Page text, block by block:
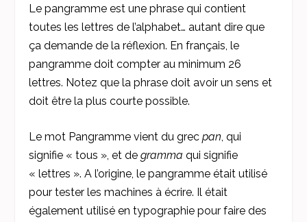
Le pangramme est une phrase qui contient
toutes les lettres de l’alphabet… autant dire que
ça demande de la réflexion. En français, le
pangramme doit compter au minimum 26
lettres. Notez que la phrase doit avoir un sens et
doit être la plus courte possible.
Le mot Pangramme vient du grecpan, qui
signifie « tous », et degramma qui signifie
« lettres ». A l’origine, le pangramme était utilisé
pour tester les machines à écrire. Il était
également utilisé en typographie pour faire des